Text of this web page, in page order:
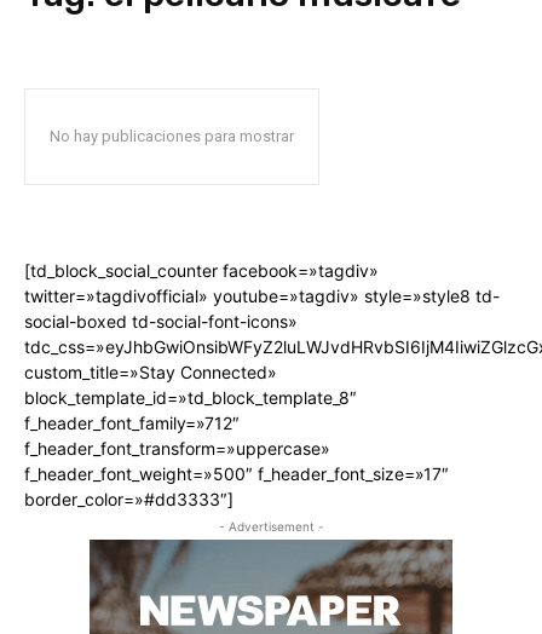
No hay publicaciones para mostrar
[td_block_social_counter facebook=»tagdiv»
twitter=»tagdivofficial» youtube=»tagdiv» style=»style8 td-
social-boxed td-social-font-icons»
custom_title=»Stay Connected»
block_template_id=»td_block_template_8″
f_header_font_family=»712″
f_header_font_transform=»uppercase»
f_header_font_weight=»500″ f_header_font_size=»17″
border_color=»#dd3333″]
- Advertisement -